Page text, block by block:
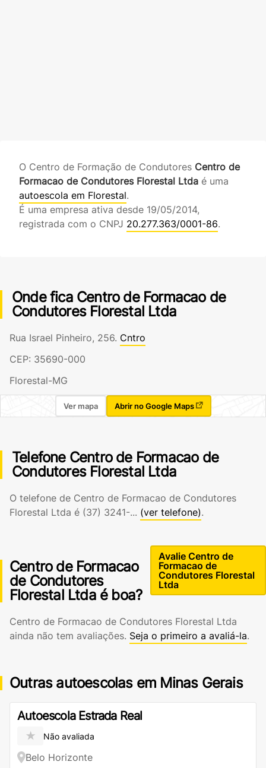
O Centro de Formação de Condutores Centro de
Formacao de Condutores Florestal Ltda é uma
autoescola em Florestal.
É uma empresa ativa desde 19/05/2014,
registrada com o CNPJ 20.277.363/0001-86.
Onde fica Centro de Formacao de
Condutores Florestal Ltda
Rua Israel Pinheiro, 256. Cntro
CEP: 35690-000
Florestal-MG
Ver mapa Abrir no Google Maps
Telefone Centro de Formacao de
Condutores Florestal Ltda
O telefone de Centro de Formacao de Condutores
Florestal Ltda é (37) 3241-... (ver telefone).
Centro de Formacao
de Condutores
Florestal Ltda é boa?
Avalie Centro de
Formacao de
Condutores Florestal
Ltda
Centro de Formacao de Condutores Florestal Ltda
ainda não tem avaliações. Seja o primeiro a avaliá-la.
Outras autoescolas em Minas Gerais
Autoescola Estrada Real
★ Não avaliada
Belo Horizonte